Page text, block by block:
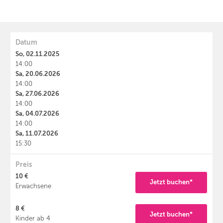
Datum
So, 02.11.2025
14:00
Sa, 20.06.2026
14:00
Sa, 27.06.2026
14:00
Sa, 04.07.2026
14:00
Sa, 11.07.2026
15:30
Preis
10 €
Erwachsene
Jetzt buchen*
8 €
Kinder ab 4
Jetzt buchen*